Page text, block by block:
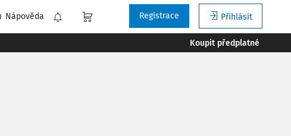
Nápověda Přihlásit
Registrace
Koupit předplatné